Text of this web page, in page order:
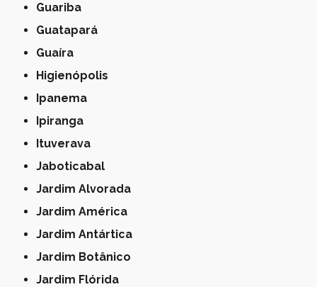
Guariba
Guatapará
Guaíra
Higienópolis
Ipanema
Ipiranga
Ituverava
Jaboticabal
Jardim Alvorada
Jardim América
Jardim Antártica
Jardim Botânico
Jardim Flórida